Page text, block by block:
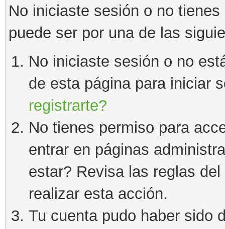
No iniciaste sesión o no
puede ser por una de las
No iniciaste sesión o no
de esta página para iniciar
registrarte?
No tienes permiso para
entrar en páginas
estar? Revisa las reglas
realizar esta acción.
Tu cuenta pudo haber sido